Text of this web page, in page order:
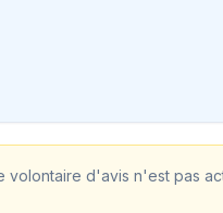
volontaire d'avis n'est pas